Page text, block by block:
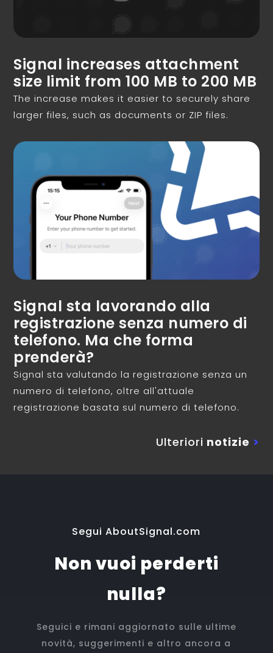
Signal increases attachment
size limit from 100 MB to 200 MB
The increase makes it easier to securely share
larger files, such as documents or ZIP files.
Signal sta lavorando alla
registrazione senza numero di
telefono. Ma che forma
prenderà?
Signal sta valutando la registrazione senza un
numero di telefono, oltre all'attuale
registrazione basata sul numero di telefono.
Ulteriori notizie >
Segui AboutSignal.com
Non vuoi perderti
nulla?
Seguici e rimani aggiornato sulle ultime
novità, suggerimenti e altro ancora a